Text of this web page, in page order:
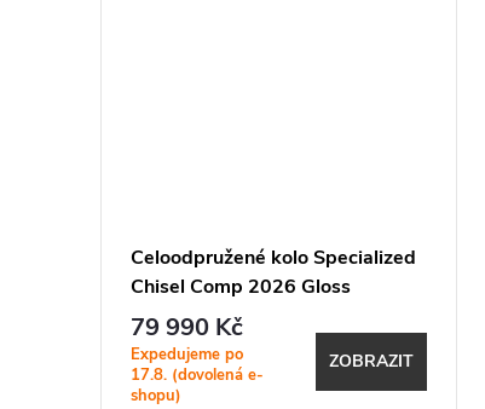
Celoodpružené kolo Specialized
Chisel Comp 2026 Gloss
Charcoal Tint Silver Dust
79 990 Kč
Expedujeme po
17.8. (dovolená e-
shopu)
ZOBRAZIT